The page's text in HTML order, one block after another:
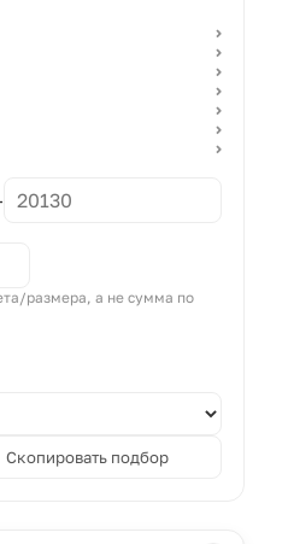
⌄
⌄
⌄
⌄
⌄
⌄
⌄
размера, а не сумма по
Скопировать подбор